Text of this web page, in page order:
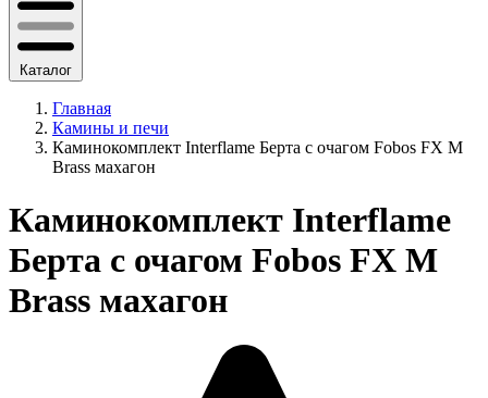
Каталог
Главная
Камины и печи
Каминокомплект Interflame Берта с очагом Fobos FX M
Brass махагон
Каминокомплект Interflame
Берта с очагом Fobos FX M
Brass махагон